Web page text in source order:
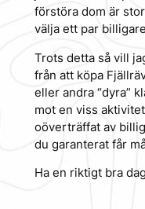
förstöra dom är
välja ett par
Trots detta så vill
från att köpa
eller andra “dyra”
mot en viss
oöverträffat av
du garanterat får
Ha en riktigt bra